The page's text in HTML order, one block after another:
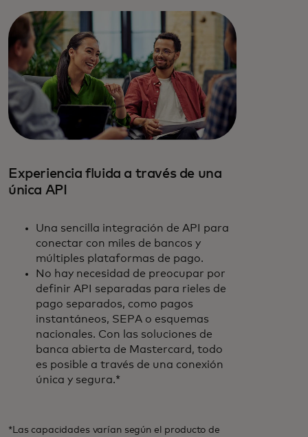
Experiencia fluida a través de una
única API
Una sencilla integración de API para
conectar con miles de bancos y
múltiples plataformas de pago.
No hay necesidad de preocupar por
definir API separadas para rieles de
pago separados, como pagos
instantáneos, SEPA o esquemas
nacionales. Con las soluciones de
banca abierta de Mastercard, todo
es posible a través de una conexión
única y segura.*
*Las capacidades varían según el producto de